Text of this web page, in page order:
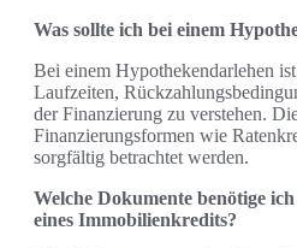
Was sollte ich bei einem
Bei einem Hypothekendarlehen
Laufzeiten,
der Finanzierung zu verstehen.
Finanzierungsformen wie
sorgfältig betrachtet werden.
Welche Dokumente benötige
eines Immobilienkredits?